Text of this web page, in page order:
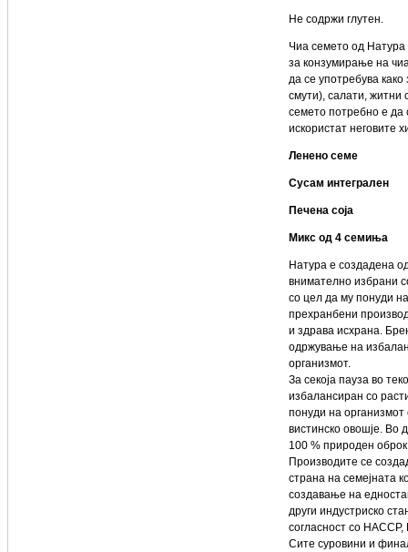
Не содржи глутен.
Чиа семето од
за конзумирање на
да се употребува
смути), салати, житни
семето потребно е да
искористат неговите
Ленено семе
Сусам интегрален
Печена соја
Микс од 4 семиња
Натура е создадена
внимателно избрани
со цел да му понуди
прехранбени
и здрава исхрана.
одржување на
организмот.
За секоја пауза во
избалансиран со
понуди на организмот
вистинско овошје. Во
100 % природен
Производите се
страна на семејната
создавање на
други индустриско
согласност со
Сите суровини и